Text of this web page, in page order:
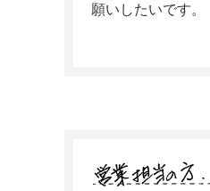
願いしたいです。